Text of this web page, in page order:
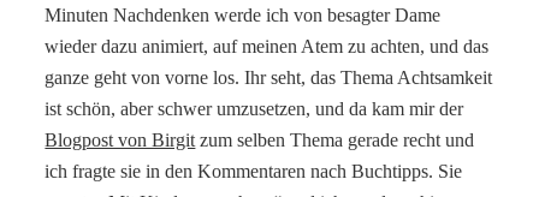
Minuten Nachdenken werde ich von besagter Dame
wieder dazu animiert, auf meinen Atem zu achten, und das
ganze geht von vorne los. Ihr seht, das Thema Achtsamkeit
ist schön, aber schwer umzusetzen, und da kam mir der
Blogpost von Birgit zum selben Thema gerade recht und
ich fragte sie in den Kommentaren nach Buchtipps. Sie